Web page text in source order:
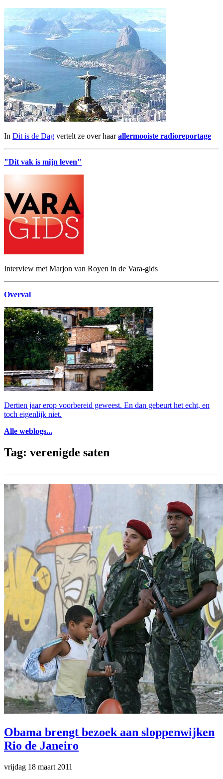
In Dit is de Dag vertelt ze over haarallermooiste radioreportage
"Dit vak is mijn leven"
Interview met Marjon van Royen in de Vara-gids
Overval
Dertien jaar erop voorbereid geweest. En dan gebeurt het echt, en
toch eigenlijk niet.
Alle weblogs...
Tag: verenigde saten
Obama brengt bezoek aan sloppenwijken
Rio de Janeiro
vrijdag 18 maart 2011